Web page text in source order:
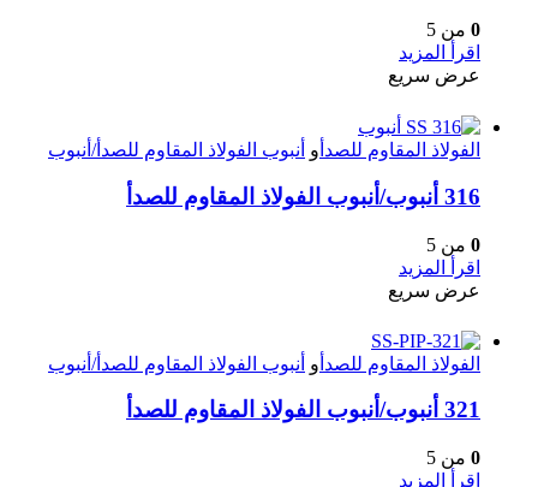
0 من 5
اقرأ المزيد
عرض سريع
الفولاذ المقاوم للصدأ و أنبوب الفولاذ المقاوم للصدأ/أنبوب
316 أنبوب/أنبوب الفولاذ المقاوم للصدأ
0 من 5
اقرأ المزيد
عرض سريع
الفولاذ المقاوم للصدأ و أنبوب الفولاذ المقاوم للصدأ/أنبوب
321 أنبوب/أنبوب الفولاذ المقاوم للصدأ
0 من 5
اقرأ المزيد